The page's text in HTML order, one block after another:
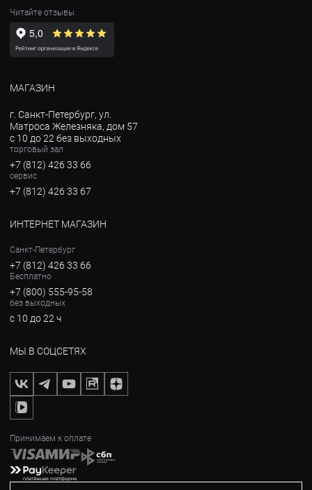
Читайте отзывы
МАГАЗИН
г. Санкт-Петербург, ул.
Матроса Железняка, дом 57
с 10 до 22 без выходных
торговый зал
+7 (812) 426 33 66
сервис
+7 (812) 426 33 67
ИНТЕРНЕТ МАГАЗИН
Санкт-Петербург
+7 (812) 426 33 66
Бесплатно
+7 (800) 555-95-58
без выходных
с 10 до 22 ч
МЫ В СОЦСЕТЯХ
Принимаем к оплате